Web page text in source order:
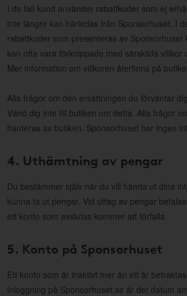
I de fall kund använder rabattkoder som ej
inte längre kan härledas från Sponsorhuset. I
rabattkoder som presenteras av
kan ofta vara förknippade med särskilda
Mer information om villkoren återfinns på
Alla frågor om den ersättningen du förväntar
Vänd dig inte till butiken om detta. Alla frågor
hanteras av butiken. Sponsorhuset har ingen
4. Uthämtning av pengar
Du bestämmer själv när du vill hämta ut dina
kunna ta ut pengar. Vid uttag av pengar
ett konto som avslutas kommer att förfalla.
5. Konto på Sponsorhuset
Ett konto som är inaktivt mer än ett år
inloggning på Sponsorhuset.se är det datum